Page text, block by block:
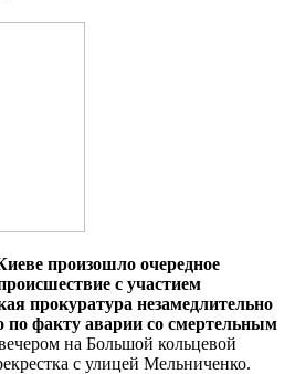
произошло очередное
с участием
прокуратура незамедлительно
по факту аварии со смертельным
на Большой кольцевой
с улицей Мельниченко.